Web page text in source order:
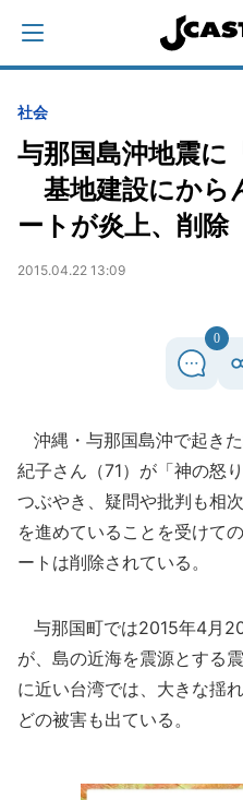
社会
与那国島沖地震に
基地建設にから
ートが炎上、削除
2015.04.22 13:09
0
沖縄・与那国島沖で起き
紀子さん（71）が「神の怒
つぶやき、疑問や批判も相
を進めていることを受けて
ートは削除されている。
与那国町では2015年4月
が、島の近海を震源とする
に近い台湾では、大きな揺
どの被害も出ている。